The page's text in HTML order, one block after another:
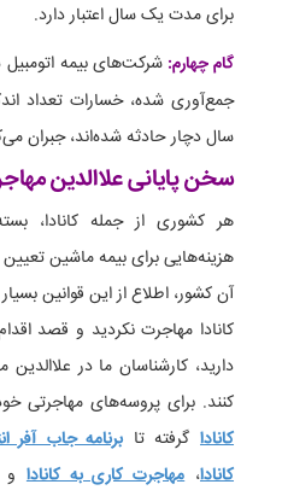
برای مدت یک سال اعتبار دارد.
گام چهارم: شرکت‌های بیمه
جمع‌آوری شده، خسارات تعداد
سال دچار حادثه شده‌اند، جبران
سخن پایانی علاالدین
هر کشوری از جمله کانادا،
هزینه‌هایی برای بیمه ماشین
آن کشور، اطلاع از این قوانین
کانادا مهاجرت نکردید و قصد
دارید، کارشناسان ما در
کنند. برای پروسه‌های مهاجرتی
کاناداگرفته تا برنامه جاب آفر
کانادا،مهاجرت کاری به کانادا و